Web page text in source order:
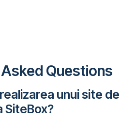
Questions
unui site de
SiteBox?